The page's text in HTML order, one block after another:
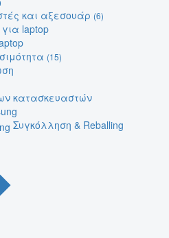
και αξεσουάρ (6)
laptop
(15)
κατασκευαστών
Συγκόλληση & Reballing